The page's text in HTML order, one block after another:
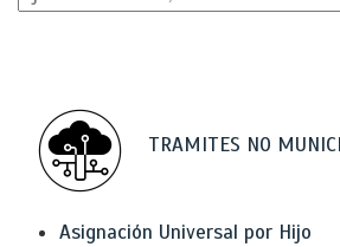
TRAMITES NO
Asignación Universal por Hijo